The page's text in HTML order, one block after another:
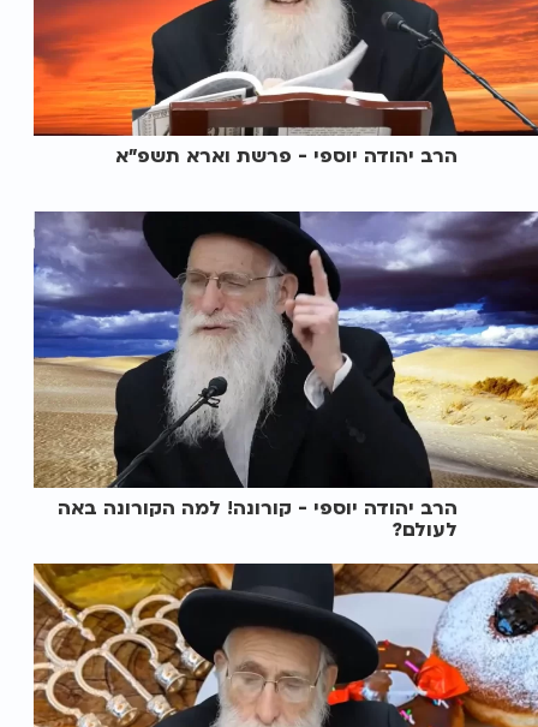
הרב יהודה יוספי - פרשת וארא תשפ"א
הרב יהודה יוספי - קורונה! למה הקורונה באה
לעולם?